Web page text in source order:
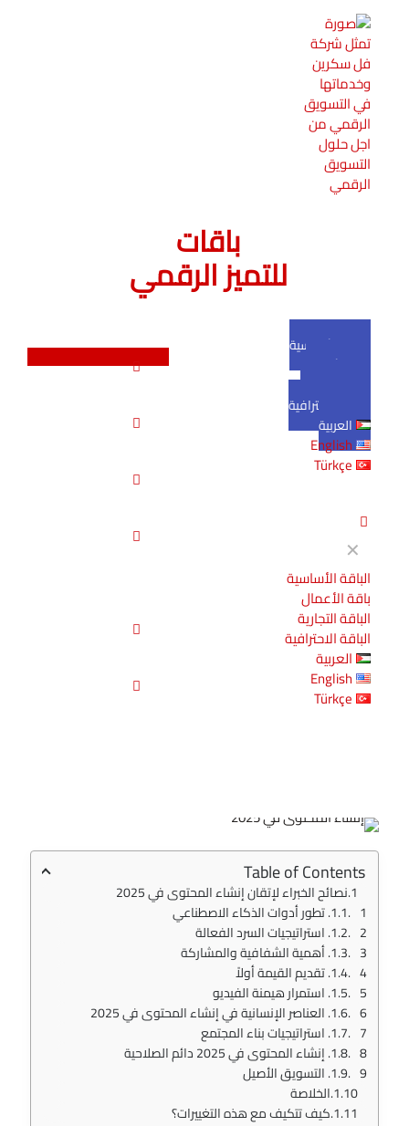
باقات
للتميز الرقمي
الباقة الأساسية
باقة الأعمال
الباقة الاحترافية
العربية
English
Türkçe
✕
الباقة الأساسية
باقة الأعمال
الباقة التجارية
الباقة الاحترافية
العربية
English
Türkçe
Table of Contents
نصائح الخبراء لإتقان إنشاء المحتوى في 2025
1. تطور أدوات الذكاء الاصطناعي
2. استراتيجيات السرد الفعالة
3. أهمية الشفافية والمشاركة
4. تقديم القيمة أولاً
5. استمرار هيمنة الفيديو
6. العناصر الإنسانية في إنشاء المحتوى في 2025
7. استراتيجيات بناء المجتمع
8. إنشاء المحتوى في 2025 دائم الصلاحية
9. التسويق الأصيل
الخلاصة
كيف تتكيف مع هذه التغييرات؟